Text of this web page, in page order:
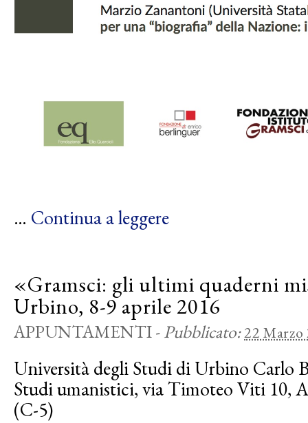
… Continua a leggere
«Gramsci: gli ultimi quaderni
Urbino, 8-9 aprile 2016
APPUNTAMENTI-Pubblicato:22 Marzo
Università degli Studi di Urbino Carlo
Studi umanistici, via Timoteo Viti 10,
(C-5)